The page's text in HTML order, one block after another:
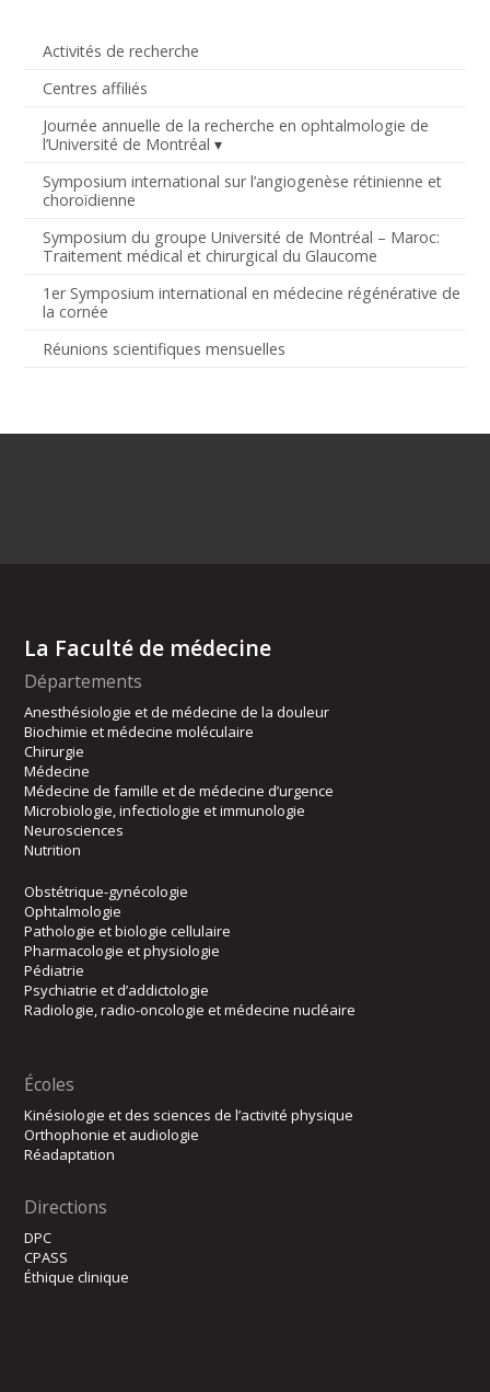
Activités de recherche
Centres affiliés
Journée annuelle de la recherche en ophtalmologie de
l’Université de Montréal
Symposium international sur l’angiogenèse rétinienne et
choroïdienne
Symposium du groupe Université de Montréal – Maroc:
Traitement médical et chirurgical du Glaucome
1er Symposium international en médecine régénérative de
la cornée
Réunions scientifiques mensuelles
La Faculté de médecine
Départements
Anesthésiologie et de médecine de la douleur
Biochimie et médecine moléculaire
Chirurgie
Médecine
Médecine de famille et de médecine d’urgence
Microbiologie, infectiologie et immunologie
Neurosciences
Nutrition
Obstétrique-gynécologie
Ophtalmologie
Pathologie et biologie cellulaire
Pharmacologie et physiologie
Pédiatrie
Psychiatrie et d’addictologie
Radiologie, radio-oncologie et médecine nucléaire
Écoles
Kinésiologie et des sciences de l’activité physique
Orthophonie et audiologie
Réadaptation
Directions
DPC
CPASS
Éthique clinique